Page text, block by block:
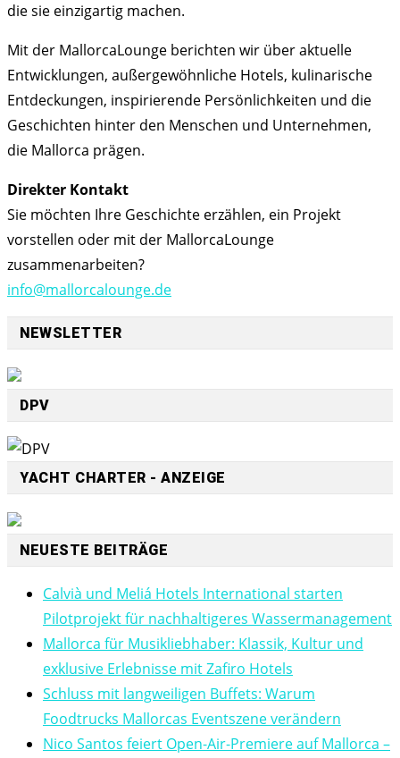
die sie einzigartig machen.
Mit der MallorcaLounge berichten wir über aktuelle
Entwicklungen, außergewöhnliche Hotels, kulinarische
Entdeckungen, inspirierende Persönlichkeiten und die
Geschichten hinter den Menschen und Unternehmen,
die Mallorca prägen.
Direkter Kontakt
Sie möchten Ihre Geschichte erzählen, ein Projekt
vorstellen oder mit der MallorcaLounge
zusammenarbeiten?
info@mallorcalounge.de
NEWSLETTER
DPV
YACHT CHARTER - ANZEIGE
NEUESTE BEITRÄGE
Calvià und Meliá Hotels International starten
Pilotprojekt für nachhaltigeres Wassermanagement
Mallorca für Musikliebhaber: Klassik, Kultur und
exklusive Erlebnisse mit Zafiro Hotels
Schluss mit langweiligen Buffets: Warum
Foodtrucks Mallorcas Eventszene verändern
Nico Santos feiert Open-Air-Premiere auf Mallorca –